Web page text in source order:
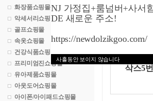
NJ 가정집+룸넘버+사서
DE 새로운 주소!
https://newdolzikgoo.com/
사흘동안 보이지 않습니다
화장품쇼핑몰
악세서리쇼핑몰
골프쇼핑몰
속옷쇼핑몰
건강식품쇼핑몰
프리미엄진쇼핑몰
유아제품쇼핑몰
아웃도어쇼핑몰
아이폰/아이패드쇼핑몰
삭스5